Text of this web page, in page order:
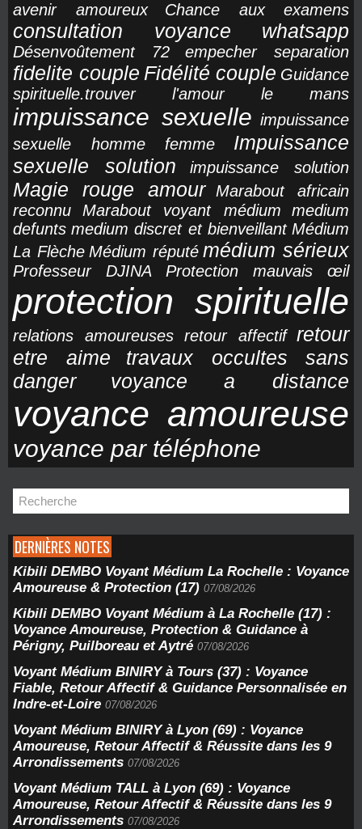
avenir amoureux Chance aux examens
consultation voyance whatsapp
Désenvoûtement 72 empecher separation
fidelite couple Fidélité couple Guidance
spirituelle.trouver l'amour le mans
impuissance sexuelle impuissance
sexuelle homme femme
Impuissance
sexuelle solution
impuissance solution
Magie rouge amour
Marabout africain
reconnu
Marabout voyant médium
medium
defunts medium discret et bienveillant Médium
La Flèche Médium réputé médium sérieux
Professeur DJINA Protection mauvais œil
protection spirituelle
relations amoureuses retour affectif retour
etre aime
travaux occultes sans
danger
voyance a distance
voyance amoureuse
voyance par téléphone
DERNIÈRES NOTES
Kibili DEMBO Voyant Médium La Rochelle : Voyance
Amoureuse & Protection (17) 07/08/2026
Kibili DEMBO Voyant Médium à La Rochelle (17) :
Voyance Amoureuse, Protection & Guidance à
Périgny, Puilboreau et Aytré 07/08/2026
Voyant Médium BINIRY à Tours (37) : Voyance
Fiable, Retour Affectif & Guidance Personnalisée en
Indre-et-Loire 07/08/2026
Voyant Médium BINIRY à Lyon (69) : Voyance
Amoureuse, Retour Affectif & Réussite dans les 9
Arrondissements 07/08/2026
Voyant Médium TALL à Lyon (69) : Voyance
Amoureuse, Retour Affectif & Réussite dans les 9
Arrondissements 07/08/2026